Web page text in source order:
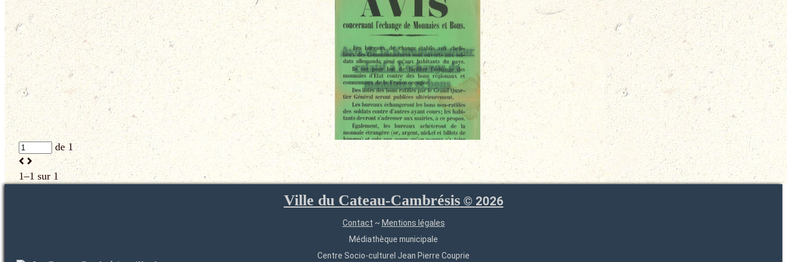
Avis de la Kommandantur
relatif à l'échange de
monnaies et bons
de 1
1–1 sur 1
Ville du Cateau-Cambrésis© 2026
Contact ~ Mentions légales
Médiathèque municipale
Centre Socio-culturel Jean Pierre Couprie